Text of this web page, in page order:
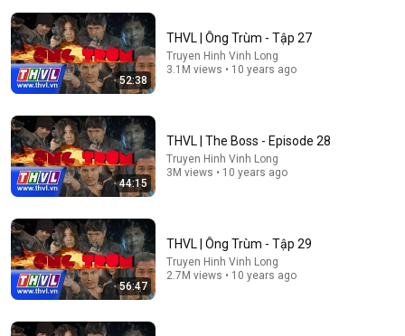
Vô Tình Cứu Nữ Tổng Tài Gặp Nạn, Anh Chàng Nhà
Quê Có Luôn Vợ Đẹp Và Giàu Có || Phim Tổng Tài 4K
New 50K views
52:38
THVL | Ông Trùm - Tập 27
Truyen Hinh Vinh Long
3.1M views • 10 years ago
44:15
THVL | The Boss - Episode 28
Truyen Hinh Vinh Long
3M views • 10 years ago
56:47
THVL | Ông Trùm - Tập 29
Truyen Hinh Vinh Long
2.7M views • 10 years ago